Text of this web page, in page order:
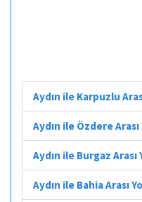
Aydın ile Karpuzlu
Aydın ile Özdere
Aydın ile Burgaz
Aydın ile Bahia Arası